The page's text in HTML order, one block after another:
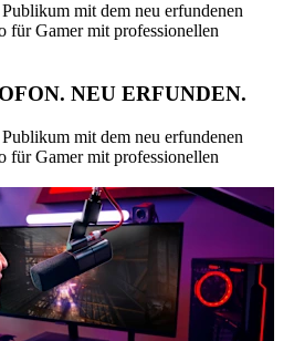
mit dem neu erfundenen
für Gamer mit professionellen
NEU ERFUNDEN.
mit dem neu erfundenen
für Gamer mit professionellen